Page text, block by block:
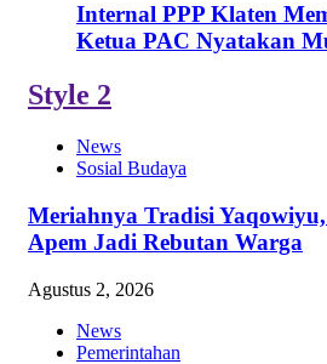
Internal PPP Klaten
Ketua PAC Nyatakan
Style 2
News
Sosial Budaya
Meriahnya Tradisi
Apem Jadi Rebutan Warga
Agustus 2, 2026
News
Pemerintahan